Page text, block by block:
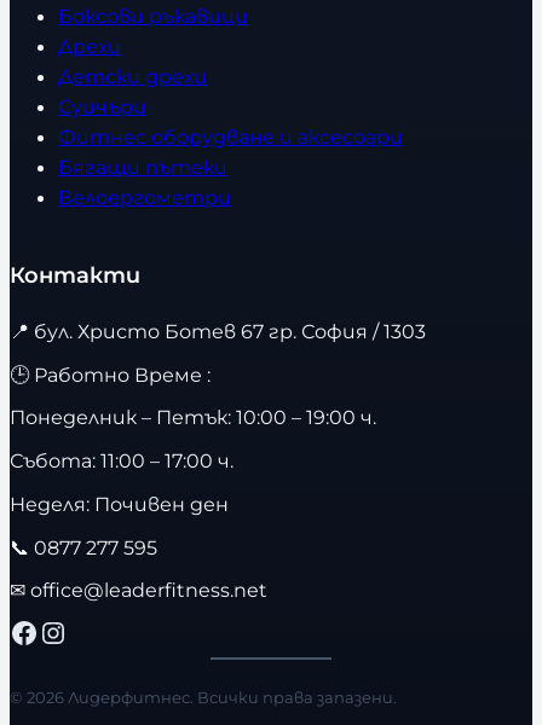
Боксови ръкавици
Дрехи
Детски дрехи
Суичъри
Фитнес оборудване и аксесоари
Бягащи пътеки
Велоергометри
Контакти
📍 бул. Христо Ботев 67 гр. София / 1303
🕒 Работно Време :
Понеделник – Петък: 10:00 – 19:00 ч.
Събота: 11:00 – 17:00 ч.
Неделя: Почивен ден
📞 0877 277 595
✉ office@leaderfitness.net
Facebook Instagram
© 2026 Лидерфитнес. Всички права запазени.